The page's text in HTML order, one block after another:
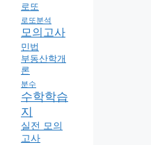
로또
로또분석
모의고사
민법
부동산학개
론
분수
수학학습
지
실전 모의
고사